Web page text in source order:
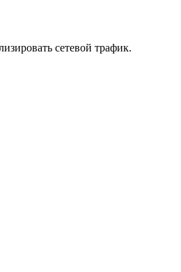
сетевой трафик.